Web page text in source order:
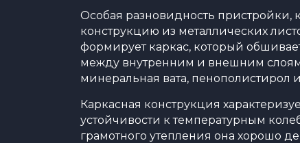
Особая разновидность пристройки,
конструкцию из металлических
формирует каркас, который
между внутренним и внешним
минеральная вата, пенополистирол
Каркасная конструкция
устойчивости к температурным
грамотного утепления она хорошо